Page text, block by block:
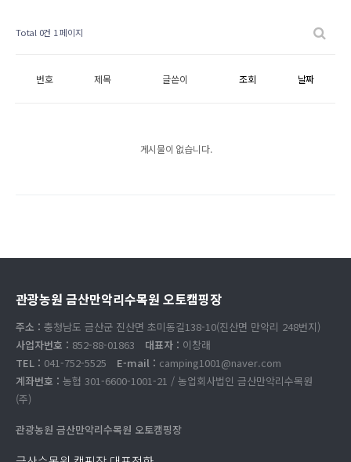
Total 0건 1 페이지
번호 제목 글쓴이 조회 날짜
게시물이 없습니다.
관광농원 금산만악리수목원 오토캠핑장
주소 : 충청남도 금산군 진산면 초미동길138-10(진산면 만악리 248번지)
사업자번호 : 852-88-01863 대표자 : 이창래
TEL : 041-752-5525 E-mail : camping1001@naver.com
계좌번호 : 농협 301-6600-1001-21 / 농업회사법인 금산만악리수목원
(주)
관광농원 금산만악리수목원 오토캠핑장